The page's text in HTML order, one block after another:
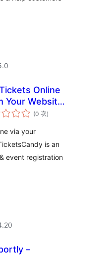
Online
Your Website
for
(0 次評
分)
via your
is an
event registration
–